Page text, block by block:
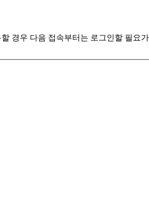
경우 다음 접속부터는 로그인할 필요